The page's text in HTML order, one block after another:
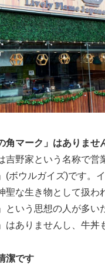
角マーク」はありませ
吉野家という名称で営
(ボウルガイズ)です。
聖な生き物として扱わ
という思想の人が多い
はありませんし、牛丼
潔です